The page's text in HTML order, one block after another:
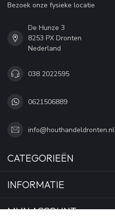
Bezoek onze fysieke locatie
De Hunze 3
8253 PX Dronten
Nederland
038 2022595
0621506889
info@houthandeldronten.nl
CATEGORIEËN
INFORMATIE
MIJN ACCOUNT